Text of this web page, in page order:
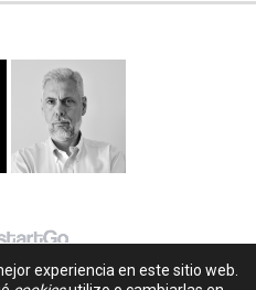
experiencia en este sitio web.